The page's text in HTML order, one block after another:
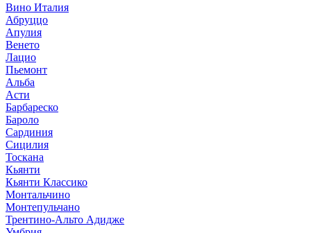
Вино Италия
Абруццо
Апулия
Венето
Лацио
Пьемонт
Альба
Асти
Барбареско
Бароло
Сардиния
Сицилия
Тоскана
Кьянти
Кьянти Классико
Монтальчино
Монтепульчано
Трентино-Альто Адидже